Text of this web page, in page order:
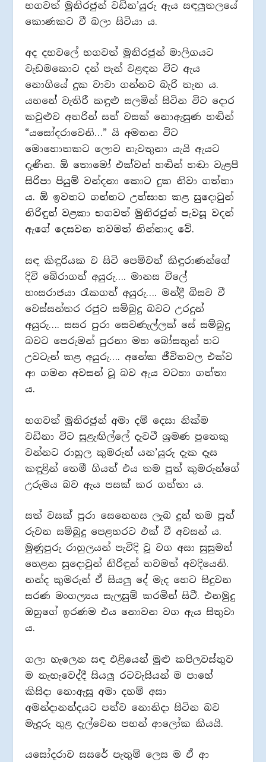
භගවත් මුනිරජුන් වඩින’යුරු ඇය සඳලුතලයේ
කොණකට වී බලා සිටියා ය.
අද දහවලේ භගවත් මුනිරජුන් මාලිගයට
වැඩමකොට දන් පැන් වළඳන විට ඇය
නොගියේ දුක වාවා ගන්නට බැරි තැන ය.
යහනේ වැතිරී කඳුළු සලමින් සිටින විට දොර
කවුළුව අතරින් සත් වසක් නොඇසුණ හඬින්
“යසෝදරාවෙනි…” යි අමතන විට
මොහොතකට ලොව නැවතුනා යැයි ඇයට
දැණින. ඕ තොමෝ එක්වන් හඬින් හඬා වැළපී
සිරිපා පියුම් වන්දනා කොට දුක නිවා ගත්තා
ය. ඕ ඉවතට ගන්නට උත්සාහ කළ සුදොවුන්
නිරිඳුන් වළකා භගවත් මුනිරජුන් පැවසූ වදන්
ඇගේ දෙසවන තවමත් නින්නාද වේ.
සඳ කිඳුරියක ව සිටි පෙම්වත් කිඳුරාණන්ගේ
දිවි බේරාගත් අයුරු…. මානස විලේ
හංසරාජයා රැකගත් අයුරු…. මන්ද්‍රී බිසව වී
වෙස්සන්තර රජුට සම්බුදු බවට උරදුන්
අයුරු…. සසර පුරා සෙවණැල්ලක් සේ සම්බුදු
බවට පෙරුමන් පුරනා මහ බෝසතුන් හට
උවටැන් කළ අයුරු…. අනේක ජීවිතවල එක්ව
ආ ගමන අවසන් වූ බව ඇය වටහා ගත්තා
ය.
භගවත් මුනිරජුන් අමා දම් දෙසා නික්ම
වඩිනා විට සුළැඟිල්ලේ දැවටී ශ්‍රමණ පුතෙකු
වන්නට රාහුල කුමරුන් යන’යුරු දැක දෑස
කඳුළින් තෙමී ගියත් එය තම පුත් කුමරුන්ගේ
උරුමය බව ඇය පසක් කර ගත්තා ය.
සත් වසක් පුරා සෙනෙහස ලැබ දුන් තම පුත්
රුවන සම්බුදු පෙළහරට එක් වී අවසන් ය.
මුණුපුරු රාහුලයන් පැවිදි වූ වග අසා සුසුමන්
හෙළන සුදොවුන් නිරිඳුන් තවමත් අවදියෙනි.
නන්ද කුමරුන් ඒ සියලු දේ මැද හෙට සිදුවන
සරණ මංගල්‍යය සැලසුම් කරමින් සිටී. එනමුදු
ඔහුගේ ඉරණම එය නොවන වග ඇය සිතුවා
ය.
ගලා හැලෙන සඳ එළියෙන් මුළු කපිලවස්තුව
ම නැහැවෙද්දී සියලු රටවැසියන් ම පාහේ
කිසිදා නොඇසූ අමා දහම් අසා
අමන්දානන්දයට පත්ව නොනිදා සිටින බව
මැදුරු තුළ දැල්වෙන පහන් ආලෝක කියයි.
යසෝදරාව සසරේ පැතුම් ලෙස ම ඒ ආ